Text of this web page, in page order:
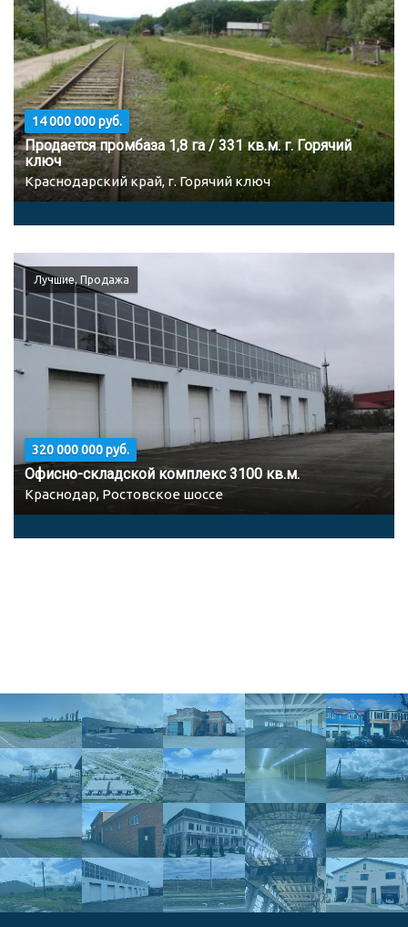
14 000 000 руб.
Продается промбаза 1,8 га / 331 кв.м. г. Горячий
ключ
Краснодарский край, г. Горячий ключ
Лучшие, Продажа
320 000 000 руб.
Офисно-складской комплекс 3100 кв.м.
Краснодар, Ростовское шоссе